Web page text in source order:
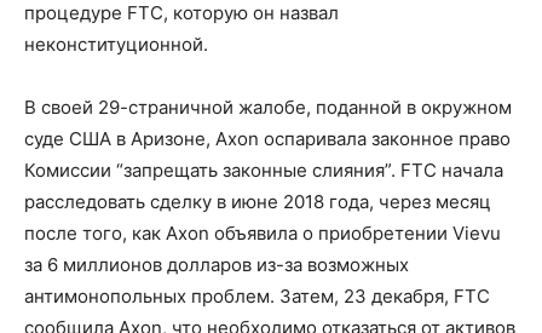
процедуре FTC, которую он назвал
неконституционной.
В своей 29-страничной жалобе, поданной в окружном
суде США в Аризоне, Axon оспаривала законное право
Комиссии “запрещать законные слияния”. FTC начала
расследовать сделку в июне 2018 года, через месяц
после того, как Axon объявила о приобретении Vievu
за 6 миллионов долларов из-за возможных
антимонопольных проблем. Затем, 23 декабря, FTC
сообщила Axon, что необходимо отказаться от активов